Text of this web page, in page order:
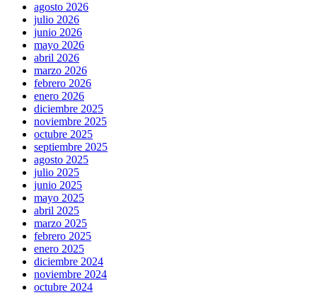
agosto 2026
julio 2026
junio 2026
mayo 2026
abril 2026
marzo 2026
febrero 2026
enero 2026
diciembre 2025
noviembre 2025
octubre 2025
septiembre 2025
agosto 2025
julio 2025
junio 2025
mayo 2025
abril 2025
marzo 2025
febrero 2025
enero 2025
diciembre 2024
noviembre 2024
octubre 2024